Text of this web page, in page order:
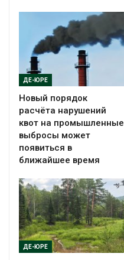
ДЕ-ЮРЕ
Новый порядок
расчёта нарушений
квот на промышленные
выбросы может
появиться в
ближайшее время
ДЕ-ЮРЕ